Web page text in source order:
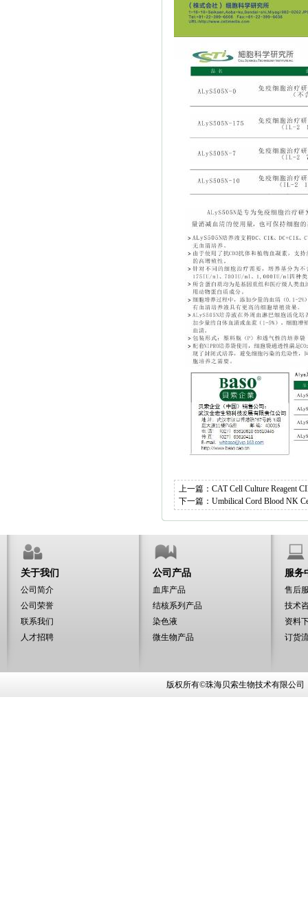
上一篇： CAT Cell Culture Reagent
下一篇： Umbilical Cord Blood NK
关于我们
公司简介
公司荣誉
联系我们
人才招聘
公司产品
血库产品
结核系列产品
染色液
微生物产品
服务
售后
技术
资料
订货
版权所有©珠海贝索生物技术